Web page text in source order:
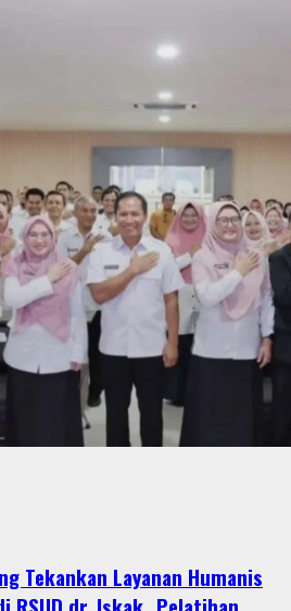
Tekankan Layanan Humanis